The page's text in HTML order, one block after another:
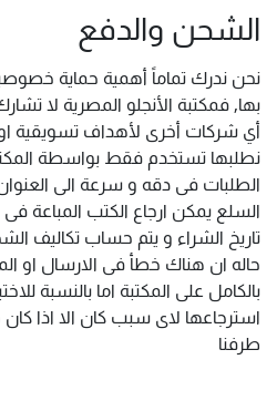
الشحن والدفع
نحن ندرك تماماً أهمية حماية
بها, فمكتبة الأنجلو المصرية لا
أي شركات أخرى لأهداف تسويقية او
نطلبها تستخدم فقط بواسطة
الطلبات فى دقه و سرعة الى
السلع يمكن ارجاع الكتب المباعة
تاريخ الشراء و يتم حساب تكاليف
حاله ان هناك خطأ فى الارسال او
بالكامل على المكتبة اما بالنسبة
استرجاعها لاى سبب كان الا اذا
طرفنا